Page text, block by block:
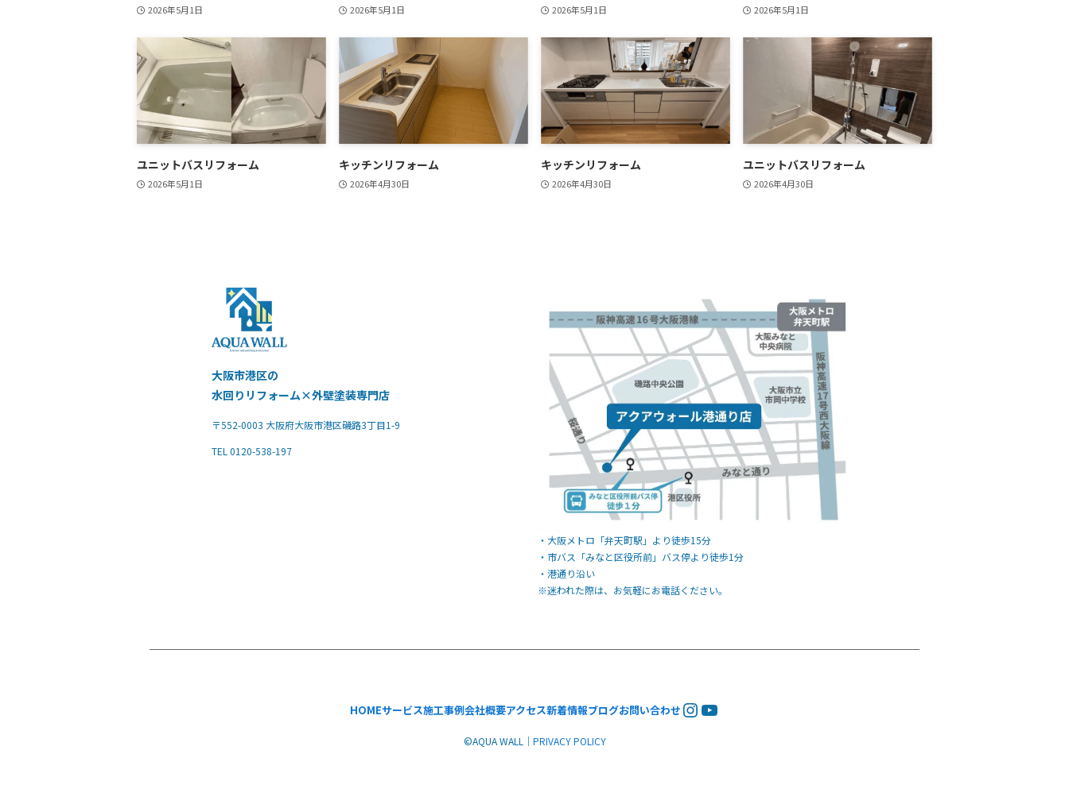
2026年5月1日 2026年5月1日 2026年5月1日 2026年5月1日
ユニットバスリフォーム
2026年5月1日
キッチンリフォーム
2026年4月30日
キッチンリフォーム
2026年4月30日
ユニットバスリフォーム
2026年4月30日
大阪市港区の
水回りリフォーム×外壁塗装専門店
〒552-0003 大阪府大阪市港区磯路3丁目1-9
TEL 0120-538-197
・大阪メトロ「弁天町駅」より徒歩15分
・市バス「みなと区役所前」バス停より徒歩1分
・港通り沿い
※迷われた際は、お気軽にお電話ください。
HOMEサービス施工事例会社概要アクセス新着情報ブログお問い合わせ Instagram
YouTube
©︎AQUA WALL｜ PRIVACY POLICY